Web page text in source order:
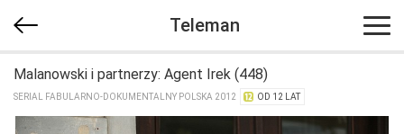
Teleman
Malanowski i partnerzy: Agent Irek (448)
SERIAL FABULARNO-DOKUMENTALNY POLSKA 2012 OD 12 LAT